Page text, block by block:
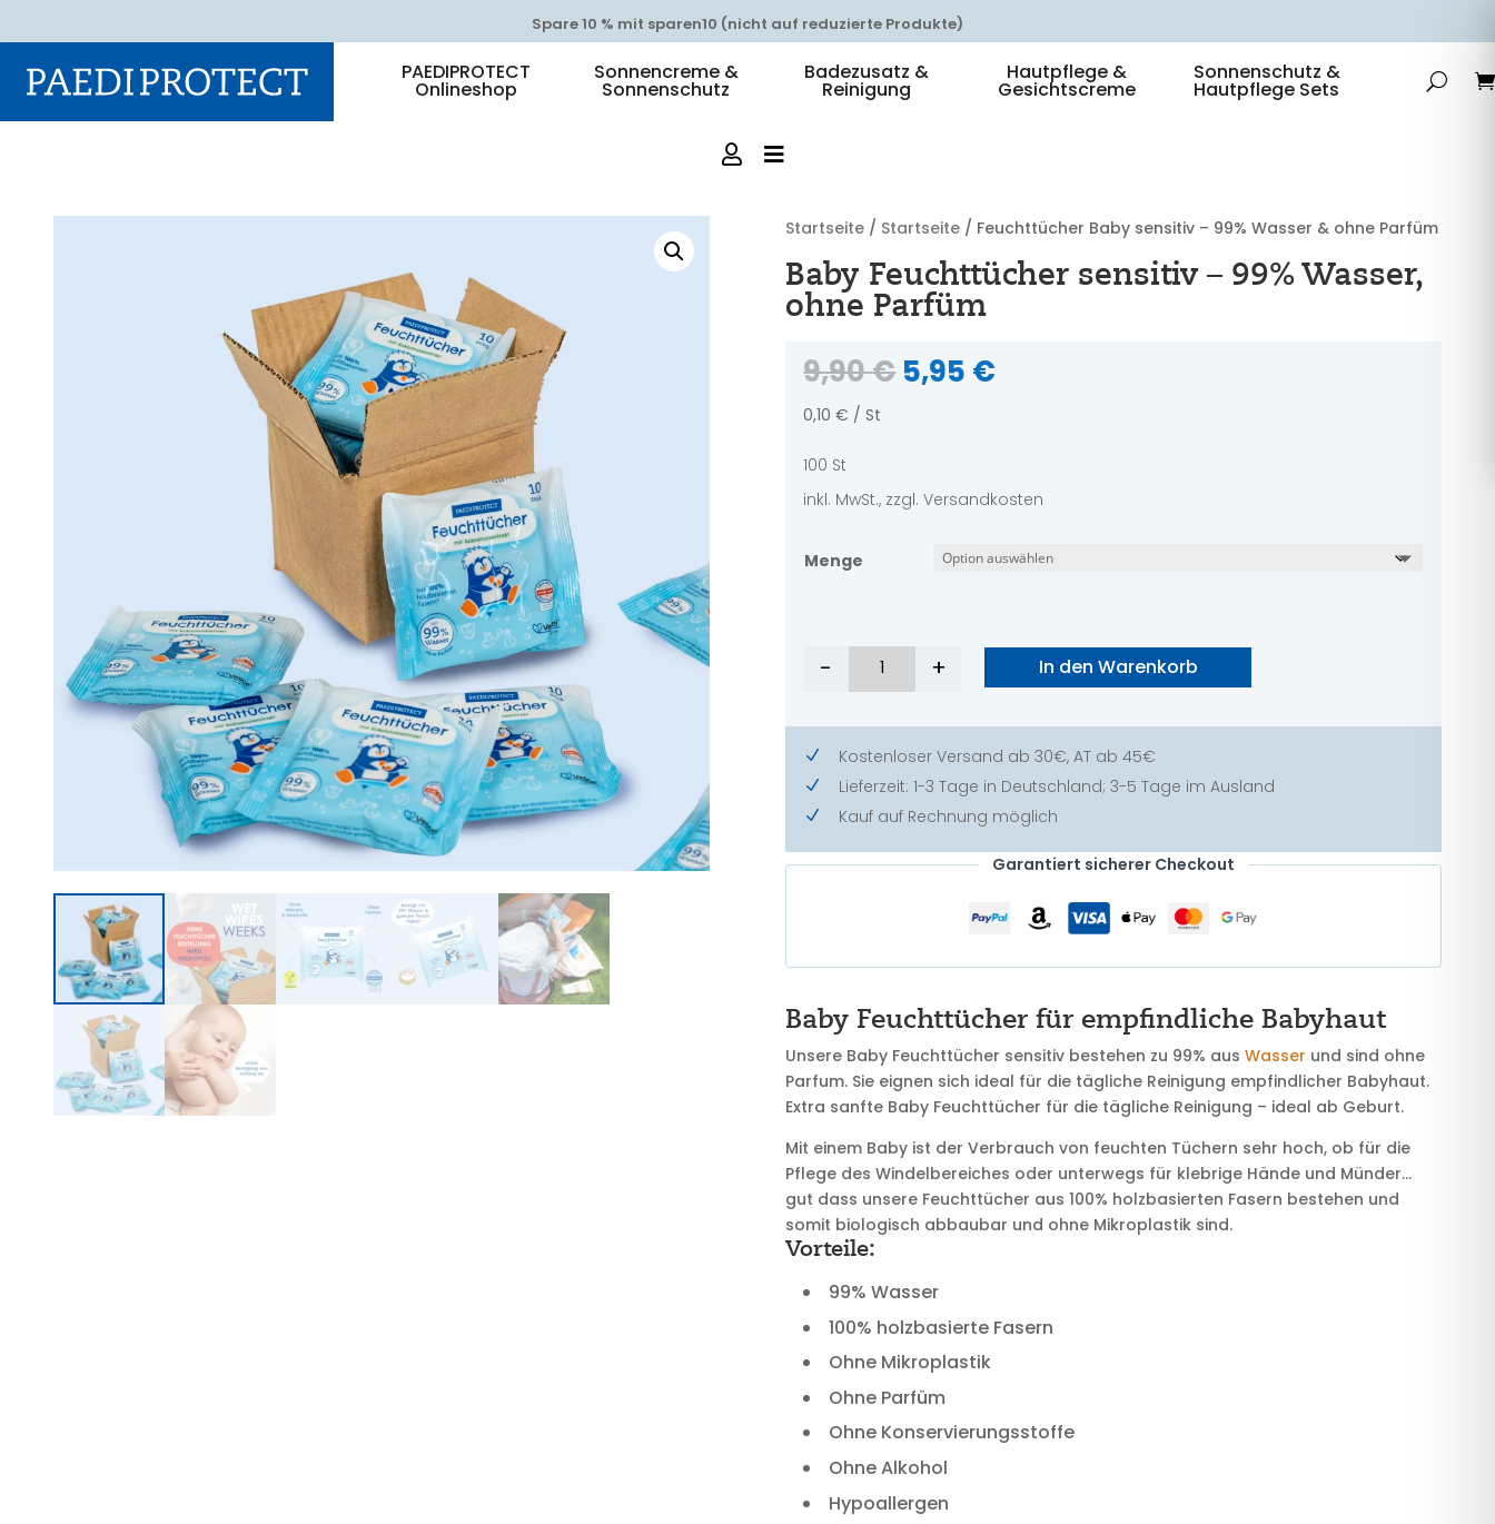
📦 Kostenfreier Versand DE ab 30 €, AT ab 45 €
PAEDIPROTECT
Onlineshop
Sonnencreme &
Sonnenschutz
Badezusatz &
Reinigung
Hautpflege &
Gesichtscreme
Sonnenschutz &
Hautpflege Sets
Startseite / Startseite / Feuchttücher Baby sensitiv – 99% Wasser & ohne Parfüm
Baby Feuchttücher sensitiv – 99% Wasser,
ohne Parfüm
9,90€ Ursprünglicher
Preis
5,95 €
0,10€ /St
100 St
inkl. MwSt., zzgl. Versandkosten
Menge
Feuchttücher Baby sensitiv – 99% Wasser & ohne Parfüm Menge
- + In den Warenkorb
N Kostenloser Versand ab 30€, AT ab 45€
N Lieferzeit: 1-3 Tage in Deutschland; 3-5 Tage im Ausland
N Kauf auf Rechnung möglich
Garantiert sicherer Checkout
Baby Feuchttücher für empfindliche Babyhaut
Unsere Baby Feuchttücher sensitiv bestehen zu 99% ausWasser und sind ohne
Parfum. Sie eignen sich ideal für die tägliche Reinigung empfindlicher Babyhaut.
Extra sanfte Baby Feuchttücher für die tägliche Reinigung – ideal ab Geburt.
Mit einem Baby ist der Verbrauch von feuchten Tüchern sehr hoch, ob für die
Pflege des Windelbereiches oder unterwegs für klebrige Hände und Münder…
gut dass unsere Feuchttücher aus 100% holzbasierten Fasern bestehen und
somit biologisch abbaubar und ohne Mikroplastik sind.
Vorteile:
99% Wasser
100% holzbasierte Fasern
Ohne Mikroplastik
Ohne Parfüm
Ohne Konservierungsstoffe
Ohne Alkohol
Hypoallergen